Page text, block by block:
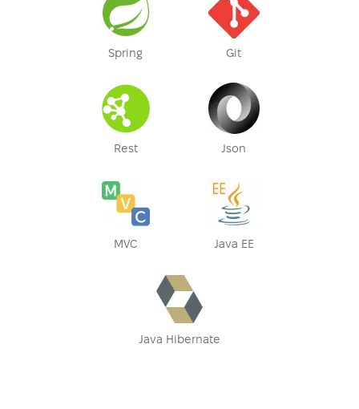
Spring Git
Rest Json
MVC Java EE
Java Hibernate